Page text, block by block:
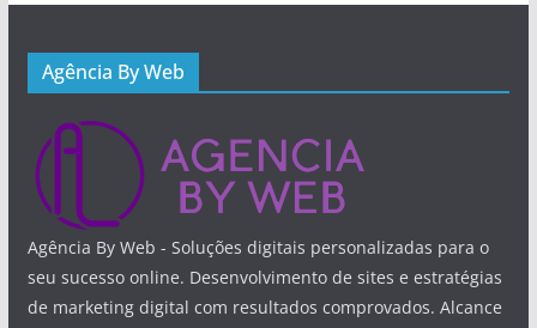
Agência By Web
Agência By Web - Soluções digitais personalizadas para o
seu sucesso online. Desenvolvimento de sites e estratégias
de marketing digital com resultados comprovados. Alcance